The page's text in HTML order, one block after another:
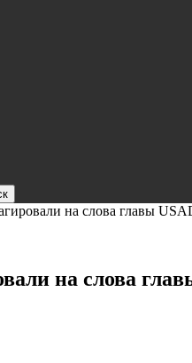
на слова главы
на слова